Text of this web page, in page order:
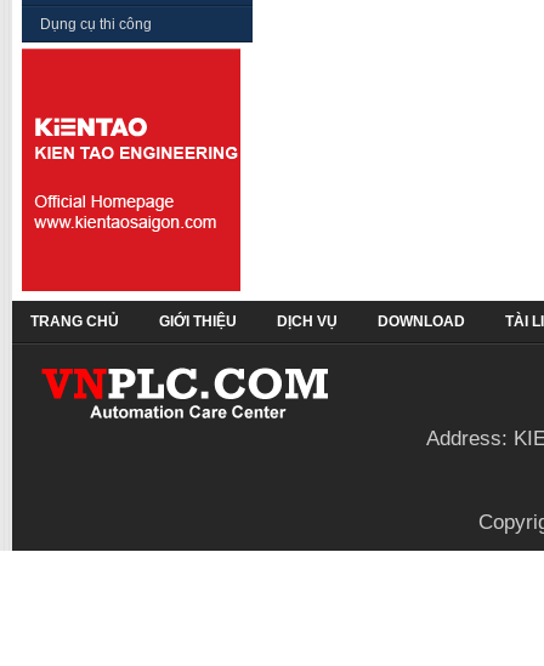
Dụng cụ thi công
TRANG CHỦ GIỚI THIỆU DỊCH VỤ DOWNLOAD TÀI
Address: